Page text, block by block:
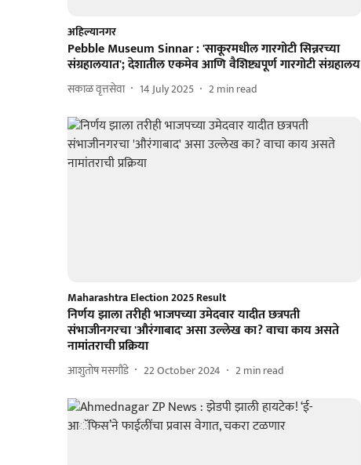
अहिल्यानगर
Pebble Museum Sinnar : 'साकूरमधील गारगोटी सिन्नरच्या
संग्रहालयात'; देशातील एकमेव आणि वैशिष्ट्यपूर्ण गारगोटी संग्रहालय
सकाळ वृत्तसेवा 14 July 2025 2min read
Maharashtra Election 2025 Result
निर्णय झाला तरीही भाजपच्या उमेदवार यादीत छत्रपती
संभाजीनगरचा 'औरंगाबाद' असा उल्लेख का? वाचा काय असते
नामांतराची प्रक्रिया
आशुतोष मसगौंडे 22 October 2024 2min read